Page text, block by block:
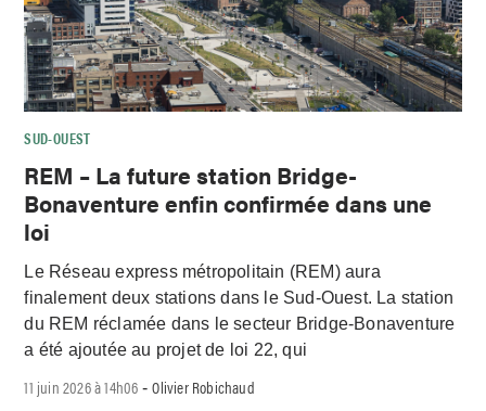
SUD-OUEST
REM – La future station Bridge-
Bonaventure enfin confirmée dans une
loi
Le Réseau express métropolitain (REM) aura
finalement deux stations dans le Sud-Ouest. La station
du REM réclamée dans le secteur Bridge-Bonaventure
a été ajoutée au projet de loi 22, qui
11 juin 2026 à 14h06 -Olivier Robichaud